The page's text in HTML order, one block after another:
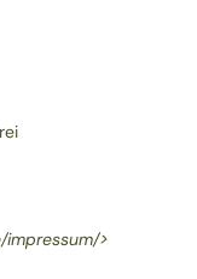
impressum/>